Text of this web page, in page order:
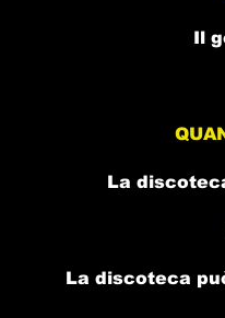
Il
La
La discoteca